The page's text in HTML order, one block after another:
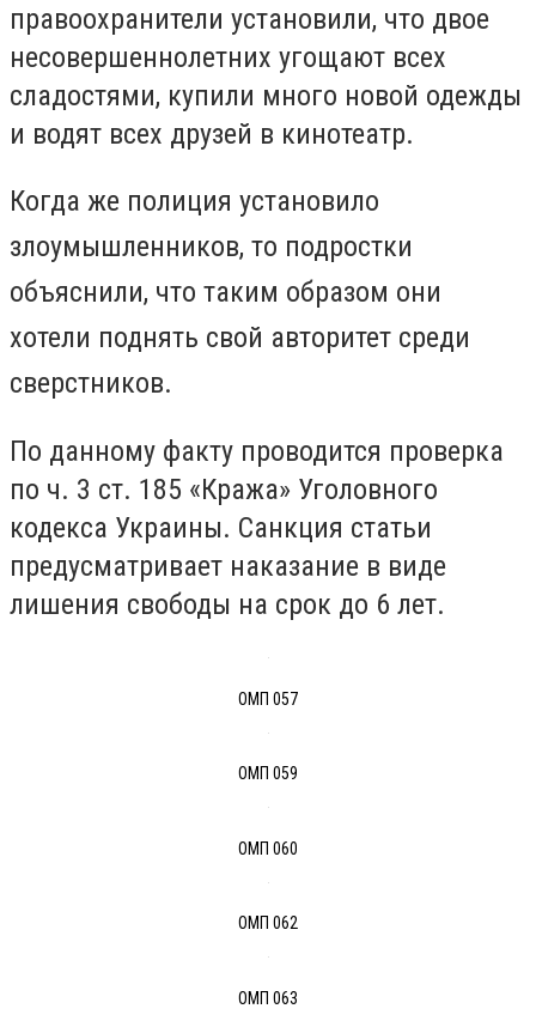
правоохранители установили, что двое
несовершеннолетних угощают всех
сладостями, купили много новой одежды
и водят всех друзей в кинотеатр.
Когда же полиция установило
злоумышленников, то подростки
объяснили, что таким образом они
хотели поднять свой авторитет среди
сверстников.
По данному факту проводится проверка
по ч. 3 ст. 185 «Кража» Уголовного
кодекса Украины. Санкция статьи
предусматривает наказание в виде
лишения свободы на срок до 6 лет.
ОМП 057
ОМП 059
ОМП 060
ОМП 062
ОМП 063